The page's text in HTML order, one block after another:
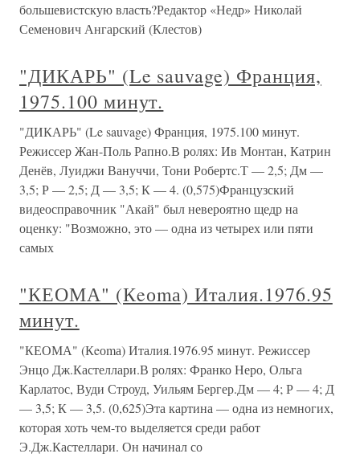
большевистскую власть?Редактор «Недр» Николай
Семенович Ангарский (Клестов)
"ДИКАРЬ" (Le sauvage) Франция,
1975.100 минут.
"ДИКАРЬ" (Le sauvage) Франция, 1975.100 минут.
Режиссер Жан-Поль Рапно.В ролях: Ив Монтан, Катрин
Денёв, Луиджи Вануччи, Тони Робертс.Т — 2,5; Дм —
3,5; Р — 2,5; Д — 3,5; К — 4. (0,575)Французский
видеосправочник "Акай" был невероятно щедр на
оценку: "Возможно, это — одна из четырех или пяти
самых
"КЕОМА" (Кeоmа) Италия.1976.95
минут.
"КЕОМА" (Кeоmа) Италия.1976.95 минут. Режиссер
Энцо Дж.Кастеллари.В ролях: Франко Неро, Ольга
Карлатос, Вуди Строуд, Уильям Бергер.Дм — 4; Р — 4; Д
— 3,5; К — 3,5. (0,625)Эта картина — одна из немногих,
которая хоть чем-то выделяется среди работ
Э.Дж.Кастеллари. Он начинал со